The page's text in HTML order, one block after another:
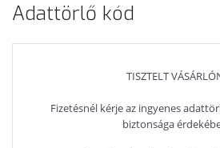
Adattörlő kód
TISZTELT
Fizetésnél kérje az ingyenes
biztonsága